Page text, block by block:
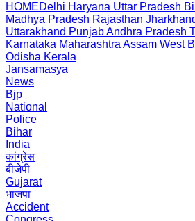
HOMEDelhi Haryana Uttar Pradesh
Madhya Pradesh Rajasthan
Uttarakhand PunjabAndhra Pradesh
Karnataka Maharashtra Assam West
Odisha Kerala
Jansamasya
News
Bjp
National
Police
Bihar
India
कांग्रेस
बीजेपी
Gujarat
भाजपा
Accident